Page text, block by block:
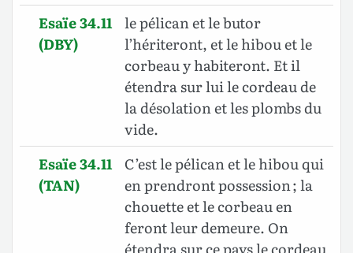
Esaïe 34.11
(DBY)
le pélican et le butor
l’hériteront, et le hibou et le
corbeau y habiteront. Et il
étendra sur lui le cordeau de
la désolation et les plombs du
vide.
Esaïe 34.11
(TAN)
C’est le pélican et le hibou qui
en prendront possession ; la
chouette et le corbeau en
feront leur demeure. On
étendra sur ce pays le cordeau